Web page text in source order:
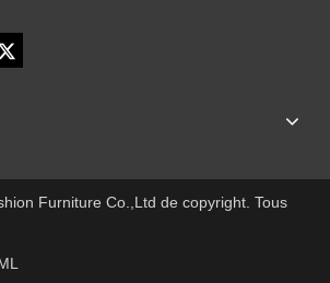
Furniture Co.,Ltd de copyright. Tous